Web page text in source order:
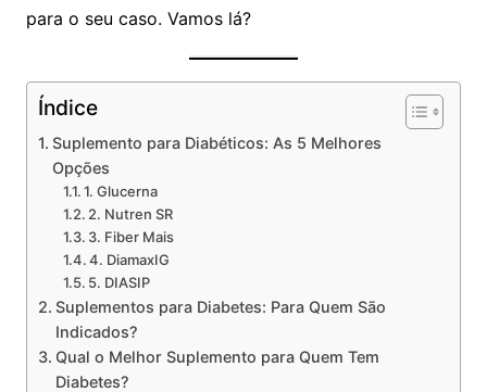
para o seu caso. Vamos lá?
Índice
Suplemento para Diabéticos: As 5 Melhores
Opções
1. Glucerna
2. Nutren SR
3. Fiber Mais
4. DiamaxIG
5. DIASIP
Suplementos para Diabetes: Para Quem São
Indicados?
Qual o Melhor Suplemento para Quem Tem
Diabetes?